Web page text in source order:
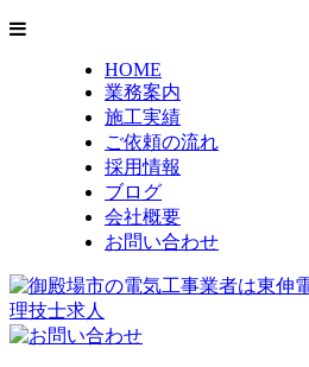
HOME
業務案内
施工実績
ご依頼の流れ
採用情報
ブログ
会社概要
お問い合わせ